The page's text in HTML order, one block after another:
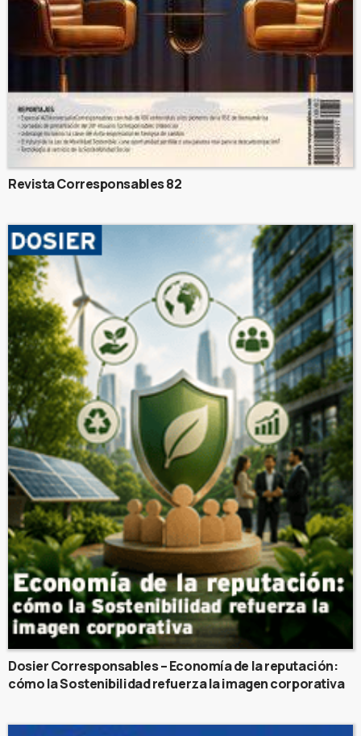
Revista Corresponsables 82
Dosier Corresponsables – Economía de la reputación:
cómo la Sostenibilidad refuerza la imagen corporativa